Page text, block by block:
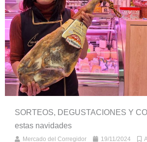
SORTEOS, DEGUSTACIONES Y
estas navidades
Mercado del Corregidor 19/11/2024